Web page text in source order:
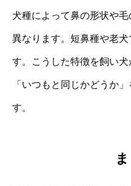
犬種によって鼻の形状や
異なります。短鼻種や老
す。こうした特徴を飼い犬
「いつもと同じかどうか
す。